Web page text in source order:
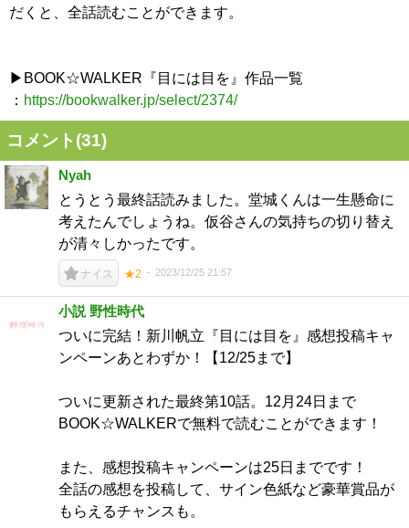
だくと、全話読むことができます。
▶BOOK☆WALKER『目には目を』作品一覧
： https://bookwalker.jp/select/2374/
コメント(31)
Nyah
とうとう最終話読みました。堂城くんは一生懸命に
考えたんでしょうね。仮谷さんの気持ちの切り替え
が清々しかったです。
ナイス ★2 2023/12/25 21:57
小説 野性時代
ついに完結！新川帆立『目には目を』感想投稿キャ
ンペーンあとわずか！【12/25まで】
ついに更新された最終第10話。12月24日まで
BOOK☆WALKERで無料で読むことができます！
また、感想投稿キャンペーンは25日までです！
全話の感想を投稿して、サイン色紙など豪華賞品が
もらえるチャンスも。